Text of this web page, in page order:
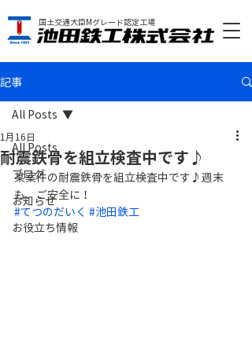
国土交通大臣Mグレード認定工場
記事
All Posts
ブログ
お知らせ
お役立ち情報
All Posts
耐震鉄骨を組立検査中です♪
1月16日
某案件の耐震鉄骨を組立検査中です♪週末
も、ご安全に！
#てつのだいく #池田鉄工